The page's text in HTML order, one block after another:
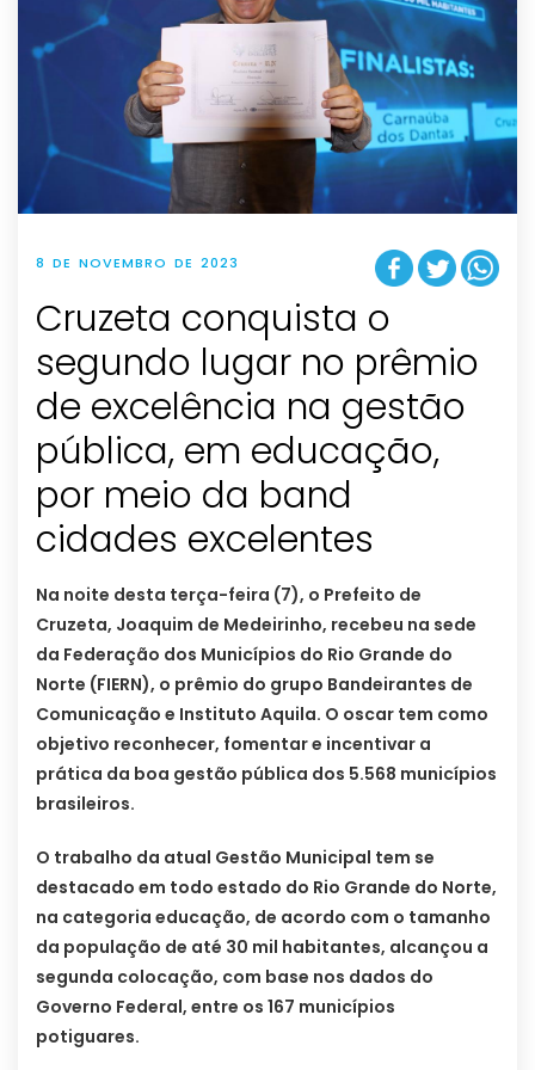
8 DE NOVEMBRO DE 2023
Cruzeta conquista o
segundo lugar no prêmio
de excelência na gestão
pública, em educação,
por meio da band
cidades excelentes
Na noite desta terça-feira (7), o Prefeito de
Cruzeta, Joaquim de Medeirinho, recebeu na sede
da Federação dos Municípios do Rio Grande do
Norte (FIERN), o prêmio do grupo Bandeirantes de
Comunicação e Instituto Aquila. O oscar tem como
objetivo reconhecer, fomentar e incentivar a
prática da boa gestão pública dos 5.568 municípios
brasileiros.
O trabalho da atual Gestão Municipal tem se
destacado em todo estado do Rio Grande do Norte,
na categoria educação, de acordo com o tamanho
da população de até 30 mil habitantes, alcançou a
segunda colocação, com base nos dados do
Governo Federal, entre os 167 municípios
potiguares.